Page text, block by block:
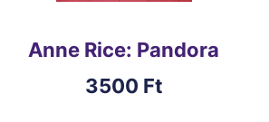
Anne Rice: Pandora
3500 Ft